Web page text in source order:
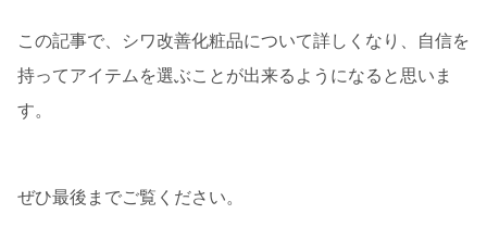
この記事で、シワ改善化粧品について詳しくなり、自信を
持ってアイテムを選ぶことが出来るようになると思いま
す。
ぜひ最後までご覧ください。